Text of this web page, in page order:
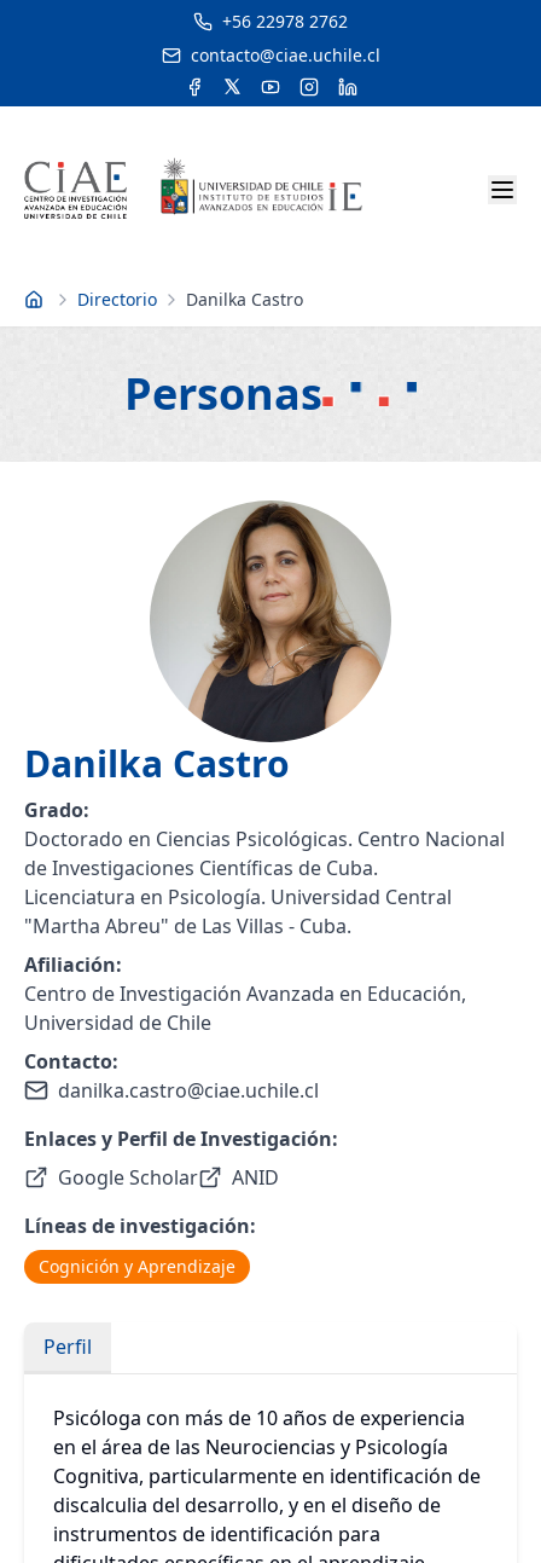
+56 22978 2762
contacto@ciae.uchile.cl
Inicio Directorio Danilka Castro
Personas
Danilka Castro
Grado:
Doctorado en Ciencias Psicológicas. Centro Nacional
de Investigaciones Científicas de Cuba.
Licenciatura en Psicología. Universidad Central
"Martha Abreu" de Las Villas - Cuba.
Afiliación:
Centro de Investigación Avanzada en Educación,
Universidad de Chile
Contacto:
danilka.castro@ciae.uchile.cl
Enlaces y Perfil de Investigación:
Google Scholar
ANID
Líneas de investigación:
Cognición y Aprendizaje
Perfil
Psicóloga con más de 10 años de experiencia
en el área de las Neurociencias y Psicología
Cognitiva, particularmente en identificación de
discalculia del desarrollo, y en el diseño de
instrumentos de identificación para